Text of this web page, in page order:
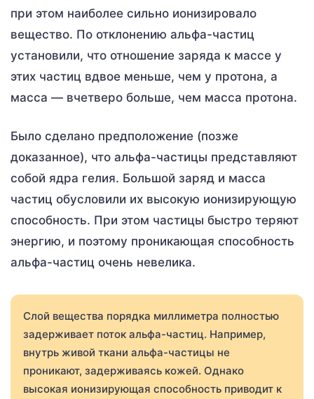
при этом наиболее сильно ионизировало
вещество. По отклонению альфа-частиц
установили, что отношение заряда к массе у
этих частиц вдвое меньше, чем у протона, а
масса — вчетверо больше, чем масса протона.
Было сделано предположение (позже
доказанное), что альфа-частицы представляют
собой ядра гелия. Большой заряд и масса
частиц обусловили их высокую ионизирующую
способность. При этом частицы быстро теряют
энергию, и поэтому проникающая способность
альфа-частиц очень невелика.
Слой вещества порядка миллиметра полностью
задерживает поток альфа-частиц. Например,
внутрь живой ткани альфа-частицы не
проникают, задерживаясь кожей. Однако
высокая ионизирующая способность приводит к